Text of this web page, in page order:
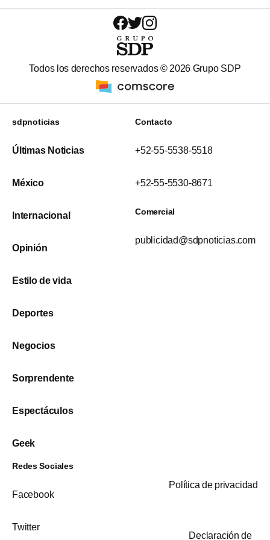
Todos los derechos reservados © 2026 Grupo SDP
sdpnoticias
Últimas Noticias
México
Internacional
Opinión
Estilo de vida
Deportes
Negocios
Sorprendente
Espectáculos
Geek
Contacto
+52-55-5538-5518
+52-55-5530-8671
Comercial
publicidad@sdpnoticias.com
Redes Sociales
Facebook
Twitter
Política de privacidad
Declaración de